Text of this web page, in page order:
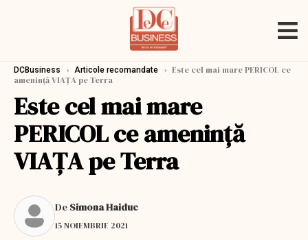
DCBusiness › Articole recomandate › Este cel mai mare PERICOL ce
amenință VIAȚA pe Terra
Este cel mai mare
PERICOL ce amenință
VIAȚA pe Terra
De Simona Haiduc
15 NOIEMBRIE 2021